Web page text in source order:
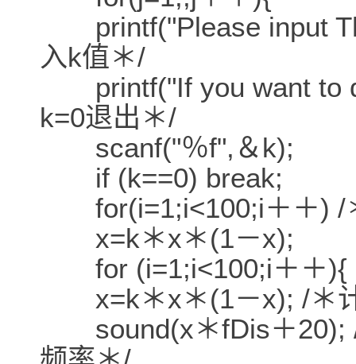
printf("Please input
入k值＊/
printf("If you want to
k=0退出＊/
scanf("％f",＆k);
if (k==0) break;
for(i=1;i<100;i＋＋) /
x=k＊x＊(1－x);
for (i=1;i<100;i＋＋){
x=k＊x＊(1－x); /＊
sound(x＊fDis＋20); /